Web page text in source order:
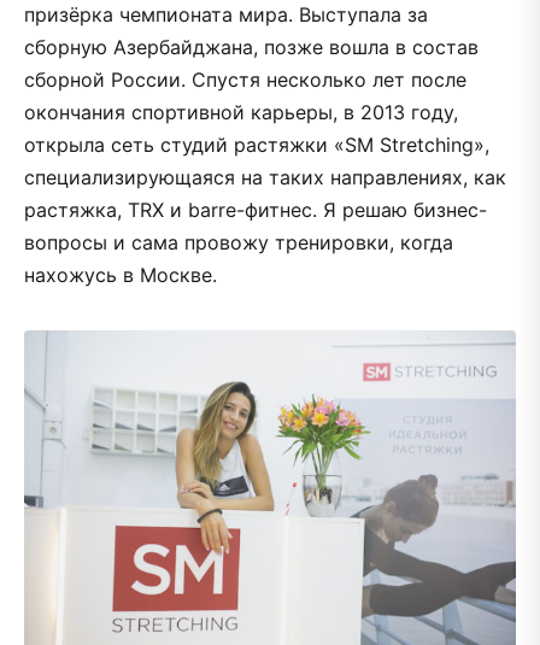
призёрка чемпионата мира. Выступала за
сборную Азербайджана, позже вошла в состав
сборной России. Спустя несколько лет после
окончания спортивной карьеры, в 2013 году,
открыла сеть студий растяжки «SM Stretching»,
специализирующаяся на таких направлениях, как
растяжка, TRX и barre-фитнес. Я решаю бизнес-
вопросы и сама провожу тренировки, когда
нахожусь в Москве.